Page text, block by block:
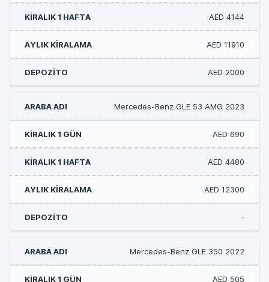
AED 4144
AED 11910
AED 2000
Mercedes-Benz GLE 53 AMG 2023
AED 690
AED 4480
AED 12300
-
Mercedes-Benz GLE 350 2022
AED 505